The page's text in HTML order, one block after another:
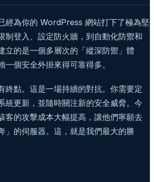
經為你的 WordPress 網站打下了極為堅
制登入、設定防火牆，到自動化防禦和
立的是一個多層次的「縱深防禦」體
一個安全外掛來得可靠得多。
終點。這是一場持續的對抗。你需要定
統更新，並隨時關注新的安全威脅。今
客的攻擊成本大幅提高，讓他們寧願去
」的伺服器。這，就是我們最大的勝